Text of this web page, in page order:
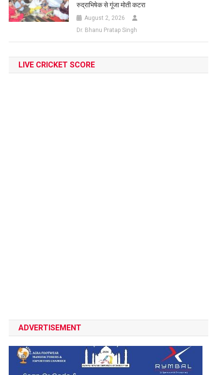
रुद्राभिषेक से गूंजा मोती कटरा
August 2, 2026
Dr. Bhanu Pratap Singh
LIVE CRICKET SCORE
ADVERTISEMENT